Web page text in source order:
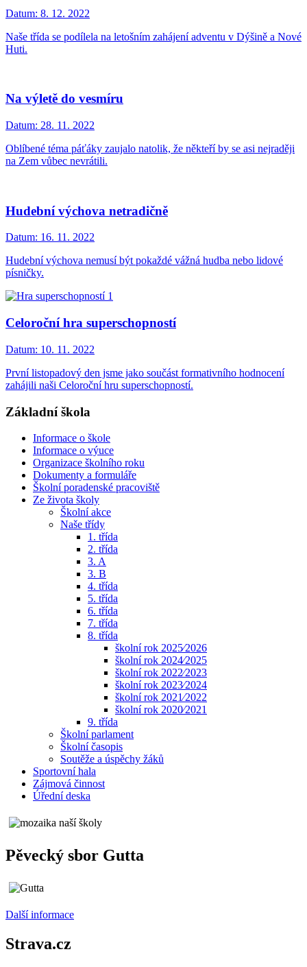
Datum: 8. 12. 2022
Naše třída se podílela na letošním zahájení adventu v Dýšině a Nové
Huti.
Na výletě do vesmíru
Datum: 28. 11. 2022
Oblíbené téma páťáky zaujalo natolik, že někteří by se asi nejraději
na Zem vůbec nevrátili.
Hudební výchova netradičně
Datum: 16. 11. 2022
Hudební výchova nemusí být pokaždé vážná hudba nebo lidové
písničky.
Celoroční hra superschopností
Datum: 10. 11. 2022
První listopadový den jsme jako součást formativního hodnocení
zahájili naši Celoroční hru superschopností.
Základní škola
Informace o škole
Informace o výuce
Organizace školního roku
Dokumenty a formuláře
Školní poradenské pracoviště
Ze života školy
Školní akce
Naše třídy
1. třída
2. třída
3. A
3. B
4. třída
5. třída
6. třída
7. třída
8. třída
školní rok 2025⁄2026
školní rok 2024⁄2025
školní rok 2022⁄2023
školní rok 2023⁄2024
školní rok 2021⁄2022
školní rok 2020⁄2021
9. třída
Školní parlament
Školní časopis
Soutěže a úspěchy žáků
Sportovní hala
Zájmová činnost
Úřední deska
Pěvecký sbor Gutta
Další informace
Strava.cz